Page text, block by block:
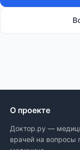
О проекте
Доктор.ру —
врачей на вопросы